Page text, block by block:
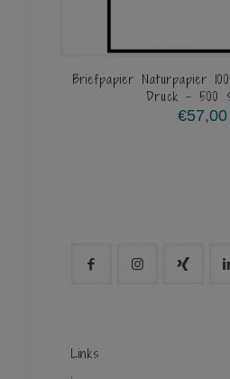
Briefpapier Naturpapier
Druck – 500
€57,00
Links